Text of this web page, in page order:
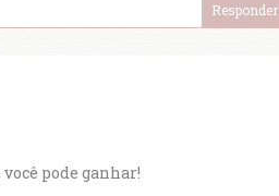
Responder
pode ganhar!